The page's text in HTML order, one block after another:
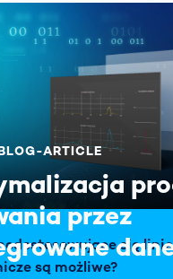
ARTICLE
przez
się linie
są możliwe?